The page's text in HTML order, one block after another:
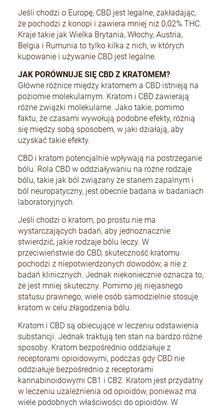
Jeśli chodzi o Europę, CBD jest legalne, zakładając,
że pochodzi z konopi i zawiera mniej niż 0,02% THC.
Kraje takie jak Wielka Brytania, Włochy, Austria,
Belgia i Rumunia to tylko kilka z nich, w których
kupowanie i używanie CBD jest legalne.
JAK PORÓWNUJE SIĘ CBD Z KRATOMEM?
Główne różnice między kratomem a CBD istnieją na
poziomie molekularnym. Kratom i CBD zawierają
różne związki molekularne. Jako takie, pomimo
faktu, że czasami wywołują podobne efekty, różnią
się między sobą sposobem, w jaki działają, aby
uzyskać takie efekty.
CBD i kratom potencjalnie wpływają na postrzeganie
bólu. Rola CBD w oddziaływaniu na różne rodzaje
bólu, takie jak ból związany ze stanem zapalnym i
ból neuropatyczny, jest obecnie badana w badaniach
laboratoryjnych.
Jeśli chodzi o kratom, po prostu nie ma
wystarczających badań, aby jednoznacznie
stwierdzić, jakie rodzaje bólu leczy. W
przeciwieństwie do CBD, skuteczność kratomu
pochodzi z niepotwierdzonych dowodów, a nie z
badań klinicznych. Jednak niekoniecznie oznacza to,
że jest mniej skuteczny. Pomimo jej niejasnego
statusu prawnego, wiele osób samodzielnie stosuje
kratom w celu złagodzenia bólu.
Kratom i CBD są obiecujące w leczeniu odstawienia
substancji. Jednak traktują ten stan na bardzo różne
sposoby. Kratom bezpośrednio oddziałuje z
receptorami opioidowymi, podczas gdy CBD nie
oddziałuje bezpośrednio z receptorami
kannabinoidowymi CB1 i CB2. Kratom jest przydatny
w leczeniu uzależnienia od opioidów, ponieważ ma
wiele podobnych właściwości do opioidów. W